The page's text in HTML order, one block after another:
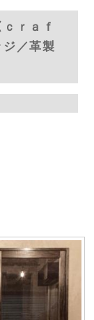
ｒａｆ
ジ／革製